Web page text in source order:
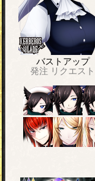
バストアップ
発注 リクエスト